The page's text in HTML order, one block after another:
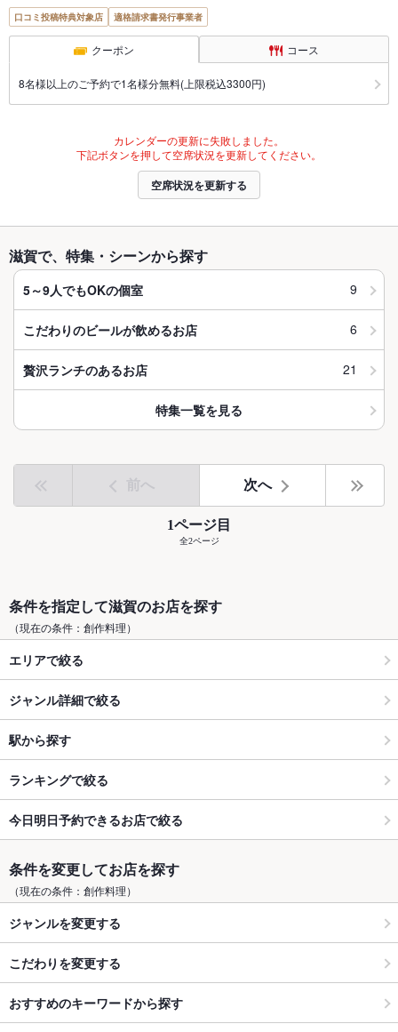
口コミ投稿特典対象店 適格請求書発行事業者
クーポン コース
8名様以上のご予約で1名様分無料(上限税込3300円)
カレンダーの更新に失敗しました。
下記ボタンを押して空席状況を更新してください。
空席状況を更新する
滋賀で、特集・シーンから探す
5～9人でもOKの個室 9
こだわりのビールが飲めるお店 6
贅沢ランチのあるお店 21
特集一覧を見る
前へ 次へ
1ページ目
全2ページ
条件を指定して滋賀のお店を探す
（現在の条件：創作料理）
エリアで絞る
ジャンル詳細で絞る
駅から探す
ランキングで絞る
今日明日予約できるお店で絞る
条件を変更してお店を探す
（現在の条件：創作料理）
ジャンルを変更する
こだわりを変更する
おすすめのキーワードから探す